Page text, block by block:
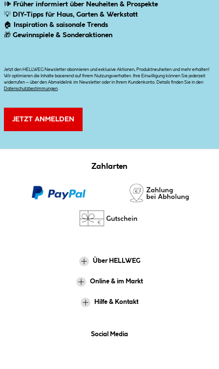
🕪 Früher informiert über Neuheiten & Prospekte
💡 DIY-Tipps für Haus, Garten & Werkstatt
🏠
Inspiration & saisonale Trends
🎁 Gewinnspiele & Sonderaktionen
Jetzt den HELLWEG Newsletter abonnieren und exklusive Aktionen, Produktneuheiten und mehr erhalten!
Wir optimieren die Inhalte basierend auf Ihrem Nutzungsverhalten. Ihre Einwilligung können Sie jederzeit
widerrufen – über den Abmeldelink im Newsletter oder in Ihrem Kundenkonto. Details finden Sie in den
Datenschutzbestimmungen
JETZT ANMELDEN
Zahlarten
Über HELLWEG
Online & im Markt
Hilfe & Kontakt
Social Media